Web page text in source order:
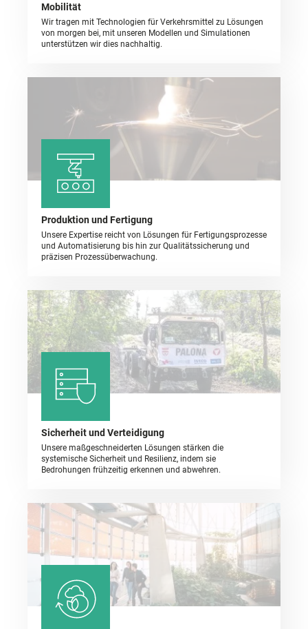
Mobilität
Wir tragen mit Technologien für Verkehrsmittel zu Lösungen
von morgen bei, mit unseren Modellen und Simulationen
unterstützen wir dies nachhaltig.
Produktion und Fertigung
Unsere Expertise reicht von Lösungen für Fertigungsprozesse
und Automatisierung bis hin zur Qualitätssicherung und
präzisen Prozessüberwachung.
Sicherheit und Verteidigung
Unsere maßgeschneiderten Lösungen stärken die
systemische Sicherheit und Resilienz, indem sie
Bedrohungen frühzeitig erkennen und abwehren.